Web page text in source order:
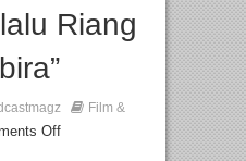
Riang
Film &
Off